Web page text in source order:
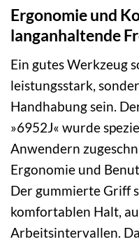
Ergonomie und
langanhaltende
Ein gutes Werkzeug
leistungsstark,
Handhabung sein.
»6952J« wurde
Anwendern
Ergonomie und
Der gummierte Griff
komfortablen Halt,
Arbeitsintervallen.